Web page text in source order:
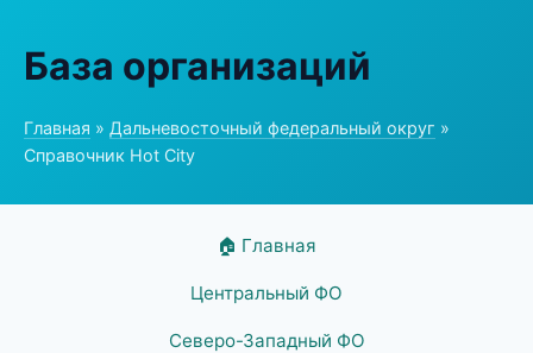
База организаций
Главная » Дальневосточный федеральный округ »
Справочник Hot City
🏠 Главная
Центральный ФО
Северо-Западный ФО